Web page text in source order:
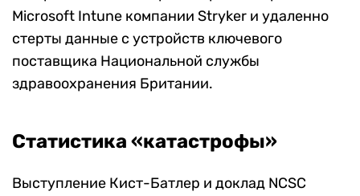
Microsoft Intune компании Stryker и удаленно
стерты данные с устройств ключевого
поставщика Национальной службы
здравоохранения Британии.
Статистика «катастрофы»
Выступление Кист-Батлер и доклад NCSC